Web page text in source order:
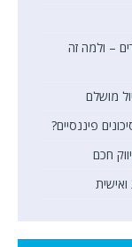
– ולמה זה
מושלם
פיננסיים?
חכם